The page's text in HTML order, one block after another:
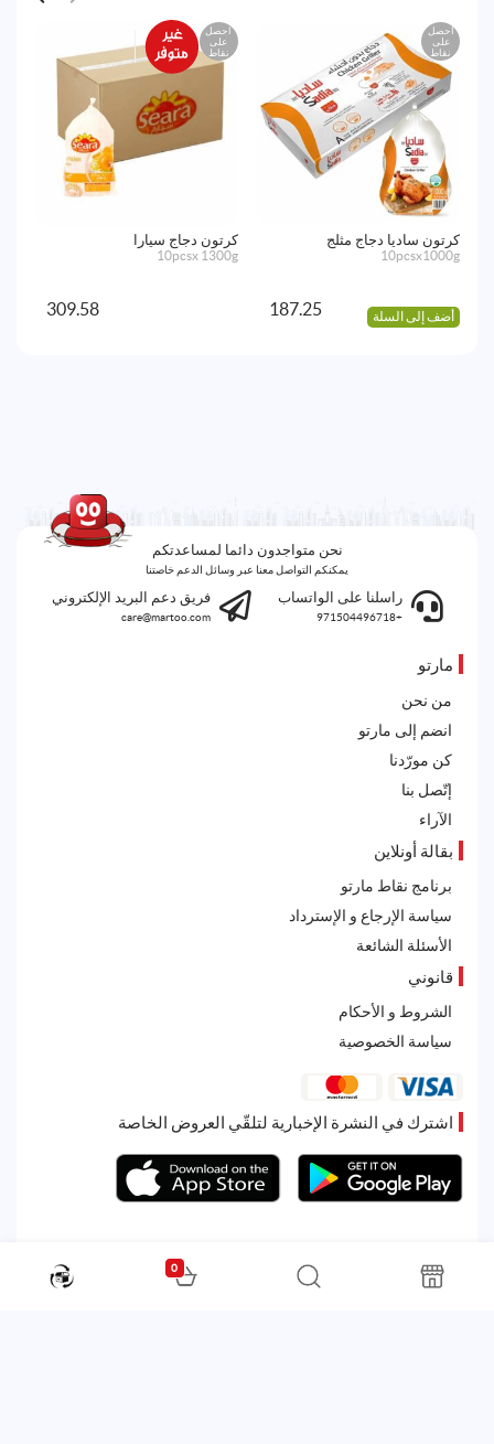
احصل
على
نقاط
كرتون ساديا دجاج مثلج
10pcsx1000g
أضف إلى السلة 187.25
احصل
على
نقاط
كرتون دجاج سيارا
10pcsx 1300g
309.58
نحن متواجدون دائما لمساعدتكم
يمكنكم التواصل معنا عبر وسائل الدعم خاصتنا
راسلنا على الواتساب
+971504496718
فريق دعم البريد الإلكتروني
care@martoo.com
مارتو
من نحن
انضم إلى مارتو
كن مورّدنا
إتّصل بنا
الآراء
بقالة أونلاين
برنامج نقاط مارتو
سياسة الإرجاع و الإسترداد
الأسئلة الشائعة
قانوني
الشروط و الأحكام
سياسة الخصوصية
اشترك في النشرة الإخبارية لتلقّي العروض الخاصة
All rights reserved. Powered by Martoo © 2026
0